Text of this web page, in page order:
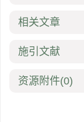
相关文章
施引文献
资源附件(0)